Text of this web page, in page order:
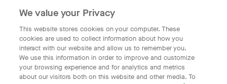
Bahasa Indonesia
We value your Privacy
This website stores cookies on your computer. These
cookies are used to collect information about how you
interact with our website and allow us to remember you.
We use this information in order to improve and customize
your browsing experience and for analytics and metrics
about our visitors both on this website and other media. To